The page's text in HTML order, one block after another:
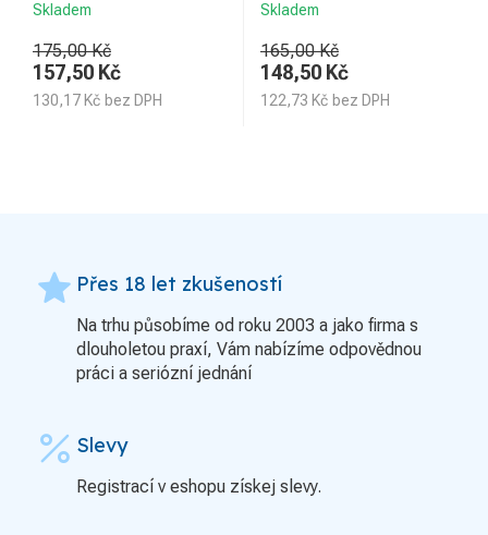
Skladem
175,00 Kč
157,50 Kč
130,17 Kč bez DPH
Skladem
165,00 Kč
148,50 Kč
122,73 Kč bez DPH
grade Přes 18 let zkušeností
Na trhu působíme od roku 2003 a jako firma s
dlouholetou praxí, Vám nabízíme odpovědnou
práci a seriózní jednání
percent Slevy
Registrací v eshopu získej slevy.